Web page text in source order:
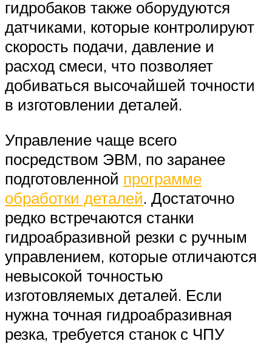
гидробаков также оборудуются
датчиками, которые контролируют
скорость подачи, давление и
расход смеси, что позволяет
добиваться высочайшей точности
в изготовлении деталей.
Управление чаще всего
посредством ЭВМ, по заранее
подготовленной программе
обработки деталей. Достаточно
редко встречаются станки
гидроабразивной резки с ручным
управлением, которые отличаются
невысокой точностью
изготовляемых деталей. Если
нужна точная гидроабразивная
резка, требуется станок с ЧПУ